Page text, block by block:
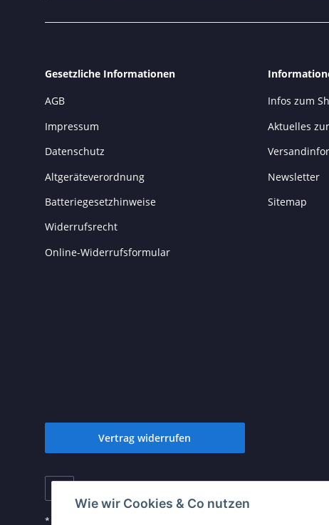
Wie wir Cookies & Co nutzen
Gesetzliche Informationen
AGB
Impressum
Datenschutz
Altgeräteverordnung
Batteriegesetzhinweise
Widerrufsrecht
Online-Widerrufsformular
Infos zum
Aktuelles
Newsletter
Sitemap
Vertrag widerrufen
* Alle Preise inkl. gesetzlicher USt., zzgl.